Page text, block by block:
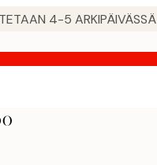
4-5 ARKIPÄIVÄSSÄ